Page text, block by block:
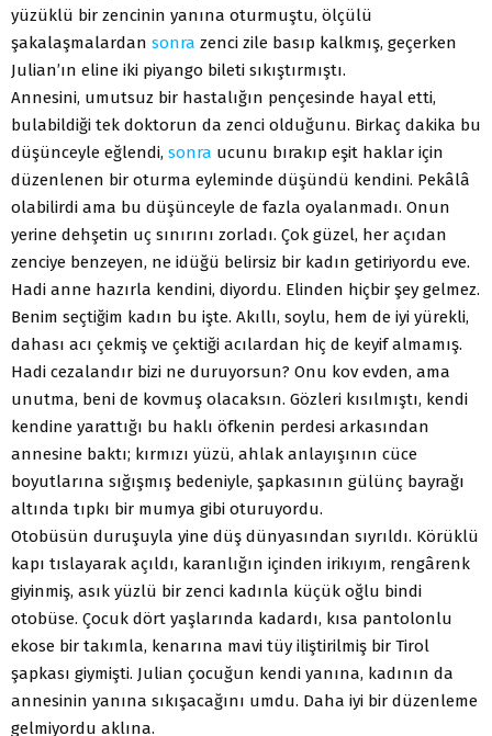
yüzüklü bir zencinin yanına oturmuştu, ölçülü
şakalaşmalardan sonra zenci zile basıp kalkmış, geçerken
Julian’ın eline iki piyango bileti sıkıştırmıştı.
Annesini, umutsuz bir hastalığın pençesinde hayal etti,
bulabildiği tek doktorun da zenci olduğunu. Birkaç dakika bu
düşünceyle eğlendi, sonra ucunu bırakıp eşit haklar için
düzenlenen bir oturma eyleminde düşündü kendini. Pekâlâ
olabilirdi ama bu düşünceyle de fazla oyalanmadı. Onun
yerine dehşetin uç sınırını zorladı. Çok güzel, her açıdan
zenciye benzeyen, ne idüğü belirsiz bir kadın getiriyordu eve.
Hadi anne hazırla kendini, diyordu. Elinden hiçbir şey gelmez.
Benim seçtiğim kadın bu işte. Akıllı, soylu, hem de iyi yürekli,
dahası acı çekmiş ve çektiği acılardan hiç de keyif almamış.
Hadi cezalandır bizi ne duruyorsun? Onu kov evden, ama
unutma, beni de kovmuş olacaksın. Gözleri kısılmıştı, kendi
kendine yarattığı bu haklı öfkenin perdesi arkasından
annesine baktı; kırmızı yüzü, ahlak anlayışının cüce
boyutlarına sığışmış bedeniyle, şapkasının gülünç bayrağı
altında tıpkı bir mumya gibi oturuyordu.
Otobüsün duruşuyla yine düş dünyasından sıyrıldı. Körüklü
kapı tıslayarak açıldı, karanlığın içinden irikıyım, rengârenk
giyinmiş, asık yüzlü bir zenci kadınla küçük oğlu bindi
otobüse. Çocuk dört yaşlarında kadardı, kısa pantolonlu
ekose bir takımla, kenarına mavi tüy iliştirilmiş bir Tirol
şapkası giymişti. Julian çocuğun kendi yanına, kadının da
annesinin yanına sıkışacağını umdu. Daha iyi bir düzenleme
gelmiyordu aklına.